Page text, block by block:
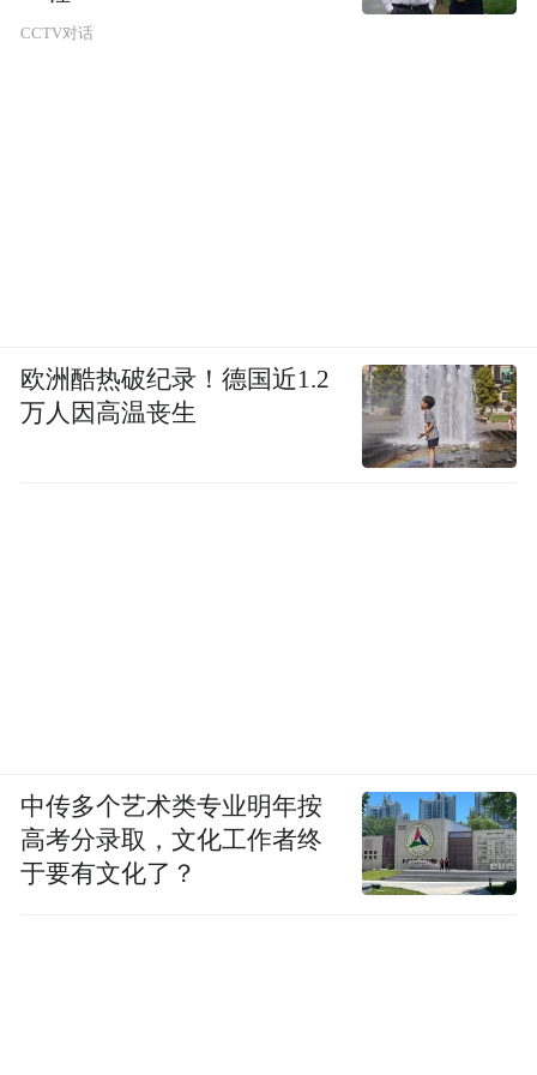
CCTV对话
欧洲酷热破纪录！德国近1.2
万人因高温丧生
中传多个艺术类专业明年按
高考分录取，文化工作者终
于要有文化了？